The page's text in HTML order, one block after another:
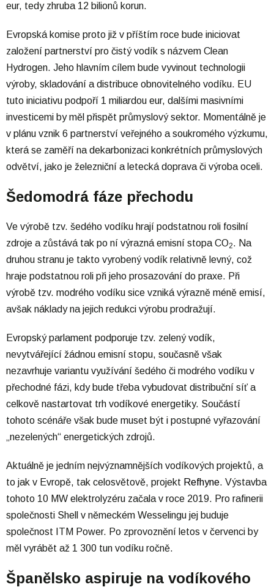
eur, tedy zhruba 12 bilionů korun.
Evropská komise proto již v příštím roce bude iniciovat
založení partnerství pro čistý vodík s názvem Clean
Hydrogen. Jeho hlavním cílem bude vyvinout technologii
výroby, skladování a distribuce obnovitelného vodíku. EU
tuto iniciativu podpoří 1 miliardou eur, dalšími masivními
investicemi by měl přispět průmyslový sektor. Momentálně je
v plánu vznik 6 partnerství veřejného a soukromého výzkumu,
která se zaměří na dekarbonizaci konkrétních průmyslových
odvětví, jako je železniční a letecká doprava či výroba oceli.
Šedomodrá fáze přechodu
Ve výrobě tzv. šedého vodíku hrají podstatnou roli fosilní
zdroje a zůstává tak po ní výrazná emisní stopa CO2. Na
druhou stranu je takto vyrobený vodík relativně levný, což
hraje podstatnou roli při jeho prosazování do praxe. Při
výrobě tzv. modrého vodíku sice vzniká výrazně méně emisí,
avšak náklady na jejich redukci výrobu prodražují.
Evropský parlament podporuje tzv. zelený vodík,
nevytvářející žádnou emisní stopu, současně však
nezavrhuje variantu využívání šedého či modrého vodíku v
přechodné fázi, kdy bude třeba vybudovat distribuční síť a
celkově nastartovat trh vodíkové energetiky. Součástí
tohoto scénáře však bude muset být i postupné vyřazování
„nezelených“ energetických zdrojů.
Aktuálně je jedním nejvýznamnějších vodíkových projektů, a
to jak v Evropě, tak celosvětově, projekt Refhyne. Výstavba
tohoto 10 MW elektrolyzéru začala v roce 2019. Pro rafinerii
společnosti Shell v německém Wesselingu jej buduje
společnost ITM Power. Po zprovoznění letos v červenci by
měl vyrábět až 1 300 tun vodíku ročně.
Španělsko aspiruje na vodíkového